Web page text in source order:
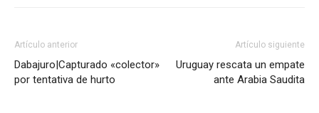
Artículo anterior
Dabajuro|Capturado «colector»
por tentativa de hurto
Artículo siguiente
Uruguay rescata un empate
ante Arabia Saudita